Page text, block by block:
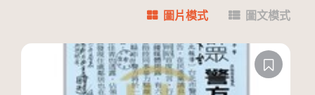
圖片模式 圖文模式